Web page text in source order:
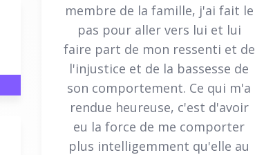
membre de la famille, j'ai fait le
pas pour aller vers lui et lui
faire part de mon ressenti et de
l'injustice et de la bassesse de
son comportement. Ce qui m'a
rendue heureuse, c'est d'avoir
eu la force de me comporter
plus intelligemment qu'elle au